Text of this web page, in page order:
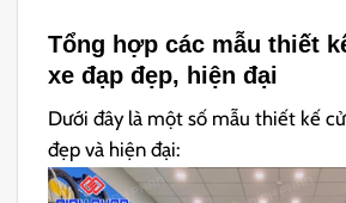
Tổng hợp các mẫu thiết
xe đạp đẹp, hiện đại
Dưới đây là một số mẫu thiết kế
đẹp và hiện đại: